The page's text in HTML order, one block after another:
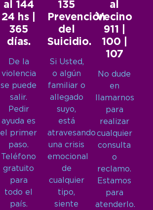
al 144
24 hs |
365
días.
De la
violencia
se puede
salir.
Pedir
ayuda es
el primer
paso.
Teléfono
gratuito
para
todo el
país.
135
Prevención
del
Suicidio.
Si Usted,
o algún
familiar o
allegado
suyo,
está
atravesando
una crisis
emocional
de
cualquier
tipo,
siente
al
Vecino
911 |
100 |
107
No dude
en
llamarnos
para
realizar
cualquier
consulta
o
reclamo.
Estamos
para
atenderlo.